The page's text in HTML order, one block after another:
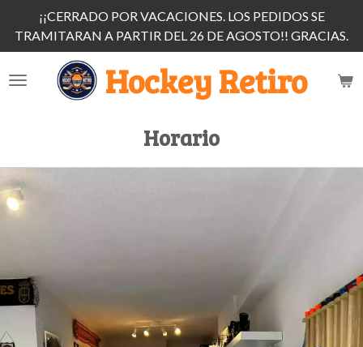
al
contenido
principal
Hockey Retiro
¡¡CERRADO POR VACACIONES. LOS PEDIDOS SE
TRAMITARAN A PARTIR DEL 26 DE AGOSTO!! GRACIAS.
Horario